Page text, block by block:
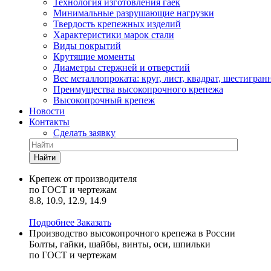
Технология изготовления гаек
Минимальные разрушающие нагрузки
Твердость крепежных изделий
Характеристики марок стали
Виды покрытий
Крутящие моменты
Диаметры стержней и отверстий
Вес металлопроката: круг, лист, квадрат,
Преимущества высокопрочного крепежа
Высокопрочный крепеж
Новости
Контакты
Сделать заявку
Найти
Крепеж от производителя
по ГОСТ и чертежам
8.8, 10.9, 12.9, 14.9
Подробнее Заказать
Производство высокопрочного крепежа в России
Болты, гайки, шайбы, винты, оси, шпильки
по ГОСТ и чертежам